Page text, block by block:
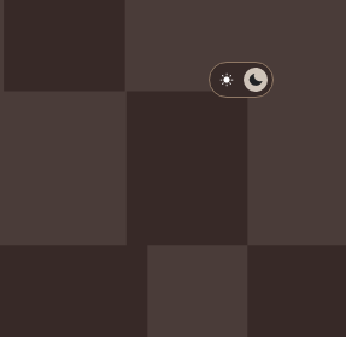
淺色模式
深色模式